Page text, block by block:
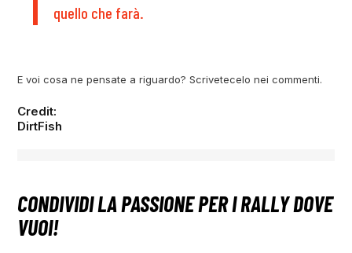
quello che farà.
E voi cosa ne pensate a riguardo? Scrivetecelo nei commenti.
Credit:
DirtFish